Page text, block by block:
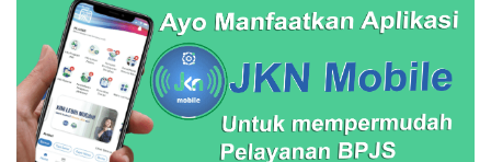
Faskes Sumatera Utara Faskes Yogyakarta